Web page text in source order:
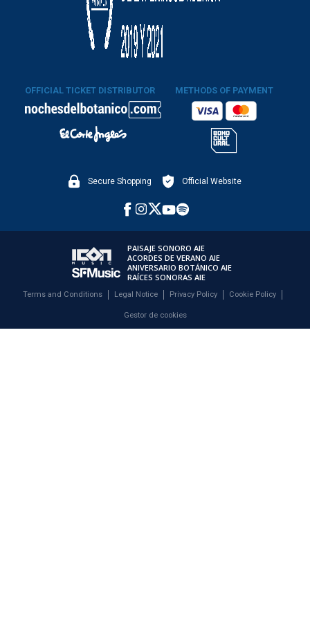
OFFICIAL TICKET DISTRIBUTOR METHODS OF PAYMENT
Secure Shopping Official Website
PAISAJE SONORO AIE
ACORDES DE VERANO AIE
ANIVERSARIO BOTÁNICO AIE
RAÍCES SONORAS AIE
Terms and Conditions Legal Notice Privacy Policy Cookie Policy
Gestor de cookies